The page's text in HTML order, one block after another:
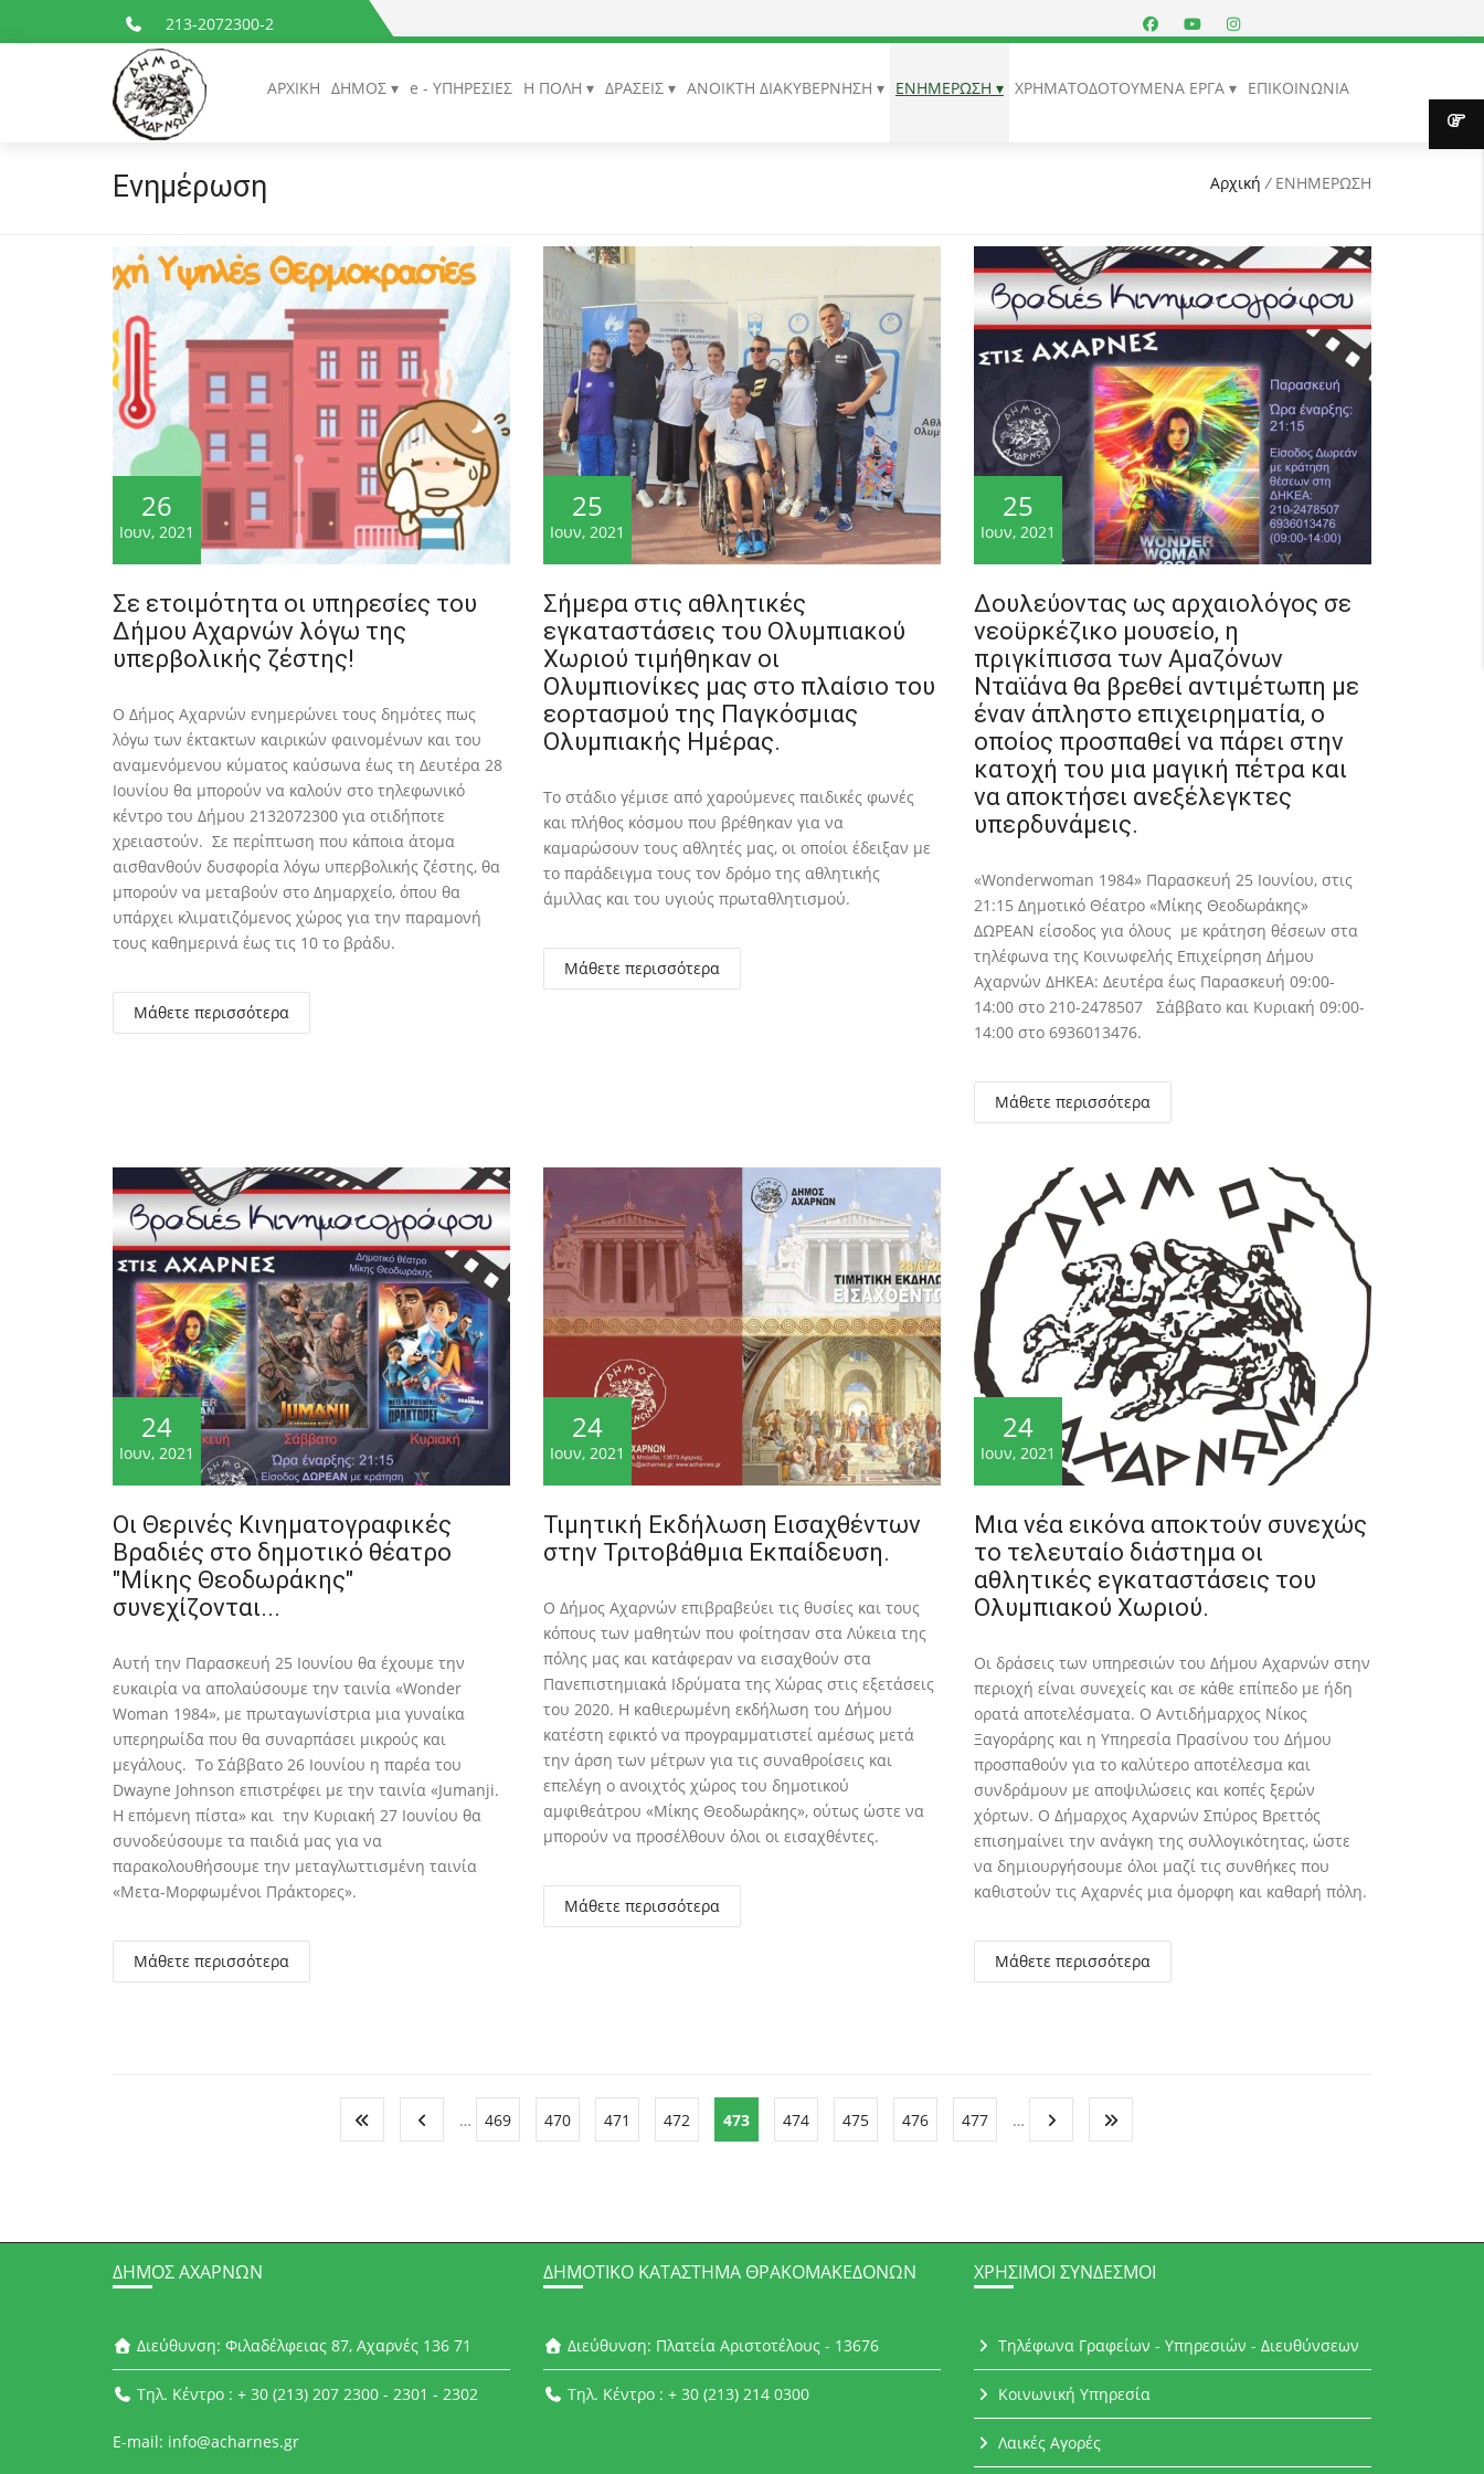
213-2072300-2
ΑΡΧΙΚΗ ΔΗΜΟΣ e - ΥΠΗΡΕΣΙΕΣ Η ΠΟΛΗ ΔΡΑΣΕΙΣ ΑΝΟΙΚΤΗ ΔΙΑΚΥΒΕΡΝΗΣΗ ΕΝΗΜΕΡΩΣΗ ΧΡΗΜΑΤΟΔΟΤΟΥΜΕΝΑ ΕΡΓΑ ΕΠΙΚΟΙΝΩΝΙΑ
Ενημέρωση Αρχική / ΕΝΗΜΕΡΩΣΗ
26
Ιουν, 2021
Σε ετοιμότητα οι υπηρεσίες του
Δήμου Αχαρνών λόγω της
υπερβολικής ζέστης!
O Δήμος Αχαρνών ενημερώνει τους δημότες πως
λόγω των έκτακτων καιρικών φαινομένων και του
αναμενόμενου κύματος καύσωνα έως τη Δευτέρα 28
Ιουνίου θα μπορούν να καλούν στο τηλεφωνικό
κέντρο του Δήμου 2132072300 για οτιδήποτε
χρειαστούν. Σε περίπτωση που κάποια άτομα
αισθανθούν δυσφορία λόγω υπερβολικής ζέστης, θα
μπορούν να μεταβούν στο Δημαρχείο, όπου θα
υπάρχει κλιματιζόμενος χώρος για την παραμονή
τους καθημερινά έως τις 10 το βράδυ.
Μάθετε περισσότερα
25
Ιουν, 2021
Σήμερα στις αθλητικές
εγκαταστάσεις του Ολυμπιακού
Χωριού τιμήθηκαν οι
Ολυμπιονίκες μας στο πλαίσιο του
εορτασμού της Παγκόσμιας
Ολυμπιακής Ημέρας.
Το στάδιο γέμισε από χαρούμενες παιδικές φωνές
και πλήθος κόσμου που βρέθηκαν για να
καμαρώσουν τους αθλητές μας, οι οποίοι έδειξαν με
το παράδειγμα τους τον δρόμο της αθλητικής
άμιλλας και του υγιούς πρωταθλητισμού.
Μάθετε περισσότερα
25
Ιουν, 2021
Δουλεύοντας ως αρχαιολόγος σε
νεοϋρκέζικο μουσείο, η
πριγκίπισσα των Αμαζόνων
Νταϊάνα θα βρεθεί αντιμέτωπη με
έναν άπληστο επιχειρηματία, ο
οποίος προσπαθεί να πάρει στην
κατοχή του μια μαγική πέτρα και
να αποκτήσει ανεξέλεγκτες
υπερδυνάμεις.
«Wonderwoman 1984» Παρασκευή 25 Ιουνίου, στις
21:15 Δημοτικό Θέατρο «Μίκης Θεοδωράκης»
ΔΩΡΕΑΝ είσοδος για όλους με κράτηση θέσεων στα
τηλέφωνα της Κοινωφελής Επιχείρηση Δήμου
Αχαρνών ΔΗΚΕΑ: Δευτέρα έως Παρασκευή 09:00-
14:00 στο 210-2478507 Σάββατο και Κυριακή 09:00-
14:00 στο 6936013476.
Μάθετε περισσότερα
24
Ιουν, 2021
Οι Θερινές Κινηματογραφικές
Βραδιές στο δημοτικό θέατρο
"Μίκης Θεοδωράκης"
συνεχίζονται...
Αυτή την Παρασκευή 25 Ιουνίου θα έχουμε την
ευκαιρία να απολαύσουμε την ταινία «Wonder
Woman 1984», με πρωταγωνίστρια μια γυναίκα
υπερηρωίδα που θα συναρπάσει μικρούς και
μεγάλους. Το Σάββατο 26 Ιουνίου η παρέα του
Dwayne Johnson επιστρέφει με την ταινία «Jumanji.
Η επόμενη πίστα» και την Κυριακή 27 Ιουνίου θα
συνοδεύσουμε τα παιδιά μας για να
παρακολουθήσουμε την μεταγλωττισμένη ταινία
«Μετα-Μορφωμένοι Πράκτορες».
Μάθετε περισσότερα
24
Ιουν, 2021
Τιμητική Εκδήλωση Εισαχθέντων
στην Τριτοβάθμια Εκπαίδευση.
Ο Δήμος Αχαρνών επιβραβεύει τις θυσίες και τους
κόπους των μαθητών που φοίτησαν στα Λύκεια της
πόλης μας και κατάφεραν να εισαχθούν στα
Πανεπιστημιακά Ιδρύματα της Χώρας στις εξετάσεις
του 2020. Η καθιερωμένη εκδήλωση του Δήμου
κατέστη εφικτό να προγραμματιστεί αμέσως μετά
την άρση των μέτρων για τις συναθροίσεις και
επελέγη ο ανοιχτός χώρος του δημοτικού
αμφιθεάτρου «Μίκης Θεοδωράκης», ούτως ώστε να
μπορούν να προσέλθουν όλοι οι εισαχθέντες.
Μάθετε περισσότερα
24
Ιουν, 2021
Μια νέα εικόνα αποκτούν συνεχώς
το τελευταίο διάστημα οι
αθλητικές εγκαταστάσεις του
Ολυμπιακού Χωριού.
Οι δράσεις των υπηρεσιών του Δήμου Αχαρνών στην
περιοχή είναι συνεχείς και σε κάθε επίπεδο με ήδη
ορατά αποτελέσματα. Ο Αντιδήμαρχος Νίκος
Ξαγοράρης και η Υπηρεσία Πρασίνου του Δήμου
προσπαθούν για το καλύτερο αποτέλεσμα και
συνδράμουν με αποψιλώσεις και κοπές ξερών
χόρτων. Ο Δήμαρχος Αχαρνών Σπύρος Βρεττός
επισημαίνει την ανάγκη της συλλογικότητας, ώστε
να δημιουργήσουμε όλοι μαζί τις συνθήκες που
καθιστούν τις Αχαρνές μια όμορφη και καθαρή πόλη.
Μάθετε περισσότερα
… 469 470 471 472 473 474 475 476 477 …
ΔΉΜΟΣ ΑΧΑΡΝΏΝ
Διεύθυνση: Φιλαδέλφειας 87, Αχαρνές 136 71
Τηλ. Κέντρο : + 30 (213) 207 2300 - 2301 - 2302
E-mail: info@acharnes.gr
ΔΗΜΟΤΙΚΌ ΚΑΤΆΣΤΗΜΑ ΘΡΑΚΟΜΑΚΕΔΌΝΩΝ
Διεύθυνση: Πλατεία Αριστοτέλους - 13676
Τηλ. Κέντρο : + 30 (213) 214 0300
ΧΡΉΣΙΜΟΙ ΣΎΝΔΕΣΜΟΙ
Τηλέφωνα Γραφείων - Υπηρεσιών - Διευθύνσεων
Κοινωνική Υπηρεσία
Λαικές Αγορές